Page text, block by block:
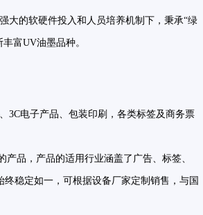
大的软硬件投入和人员培养机制下，秉承“绿
富UV油墨品种。
3C电子产品、包装印刷，各类标签及商务票
品，产品的适用行业涵盖了广告、标签、
稳定如一，可根据设备厂家定制销售，与国